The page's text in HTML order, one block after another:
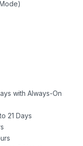
with Always-On
21 Days